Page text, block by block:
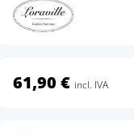
61,90 € incl. IVA